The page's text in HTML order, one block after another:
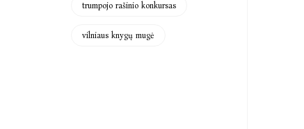
trumpojo rašinio konkursas
vilniaus knygų mugė